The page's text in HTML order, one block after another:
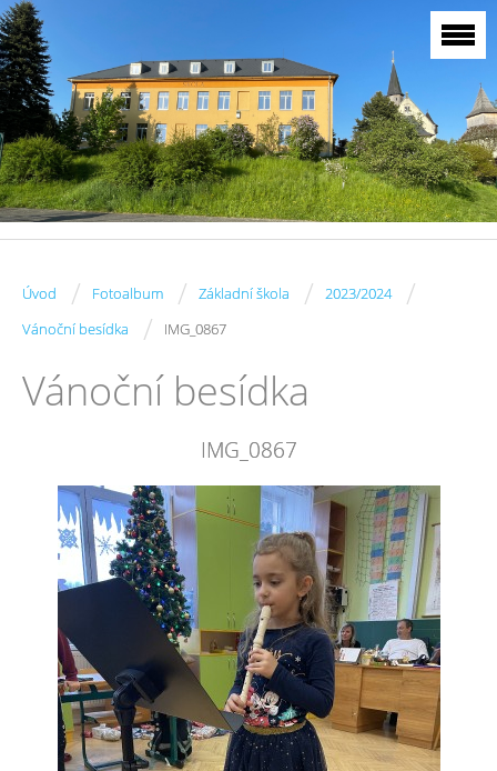
Úvod / Fotoalbum / Základní škola / 2023/2024 /
Vánoční besídka / IMG_0867
Vánoční besídka
IMG_0867